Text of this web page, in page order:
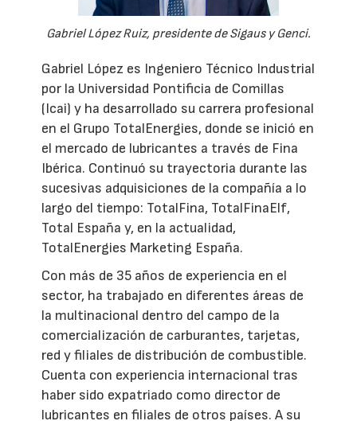
Gabriel López Ruiz, presidente de Sigaus y Genci.
Gabriel López es Ingeniero Técnico Industrial
por la Universidad Pontificia de Comillas
(Icai) y ha desarrollado su carrera profesional
en el Grupo TotalEnergies, donde se inició en
el mercado de lubricantes a través de Fina
Ibérica. Continuó su trayectoria durante las
sucesivas adquisiciones de la compañía a lo
largo del tiempo: TotalFina, TotalFinaElf,
Total España y, en la actualidad,
TotalEnergies Marketing España.
Con más de 35 años de experiencia en el
sector, ha trabajado en diferentes áreas de
la multinacional dentro del campo de la
comercialización de carburantes, tarjetas,
red y filiales de distribución de combustible.
Cuenta con experiencia internacional tras
haber sido expatriado como director de
lubricantes en filiales de otros países. A su